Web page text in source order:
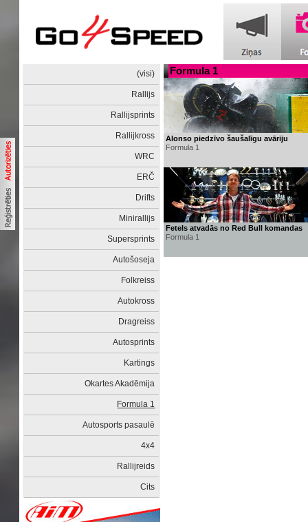
(visi)
Rallijs
Rallijsprints
Rallijkross
WRC
ERČ
Drifts
Minirallijs
Supersprints
Autošoseja
Folkreiss
Autokross
Dragreiss
Autosprints
Kartings
Okartes Akadēmija
Formula 1
Autosports pasaulē
4x4
Rallijreids
Cits
Formula 1
Alonso piedzīvo šaušalīgu avāriju
Formula 1
Fetels atvadās no Red Bull komandas
Formula 1